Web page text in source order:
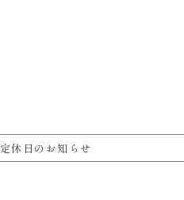
定休日のお知らせ